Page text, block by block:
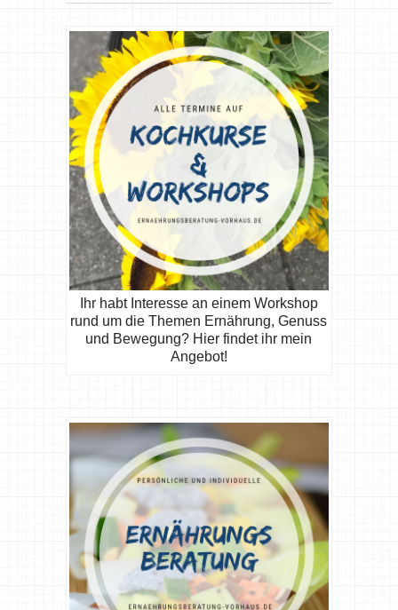
Ihr habt Interesse an einem Workshop
rund um die Themen Ernährung, Genuss
und Bewegung? Hier findet ihr mein
Angebot!